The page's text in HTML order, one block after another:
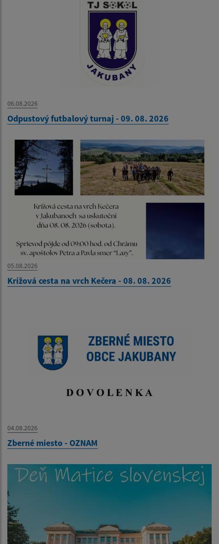
06.08.2026
Odpustový futbalový turnaj - 09. 08. 2026
05.08.2026
Krížová cesta na vrch Kečera - 08. 08. 2026
04.08.2026
Zberné miesto - OZNAM